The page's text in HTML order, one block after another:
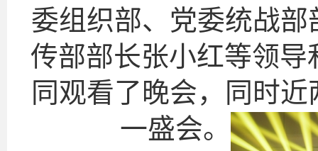
委组织部、党委统战
传部部长张小红等领导
同观看了晚会，同时
一盛会。